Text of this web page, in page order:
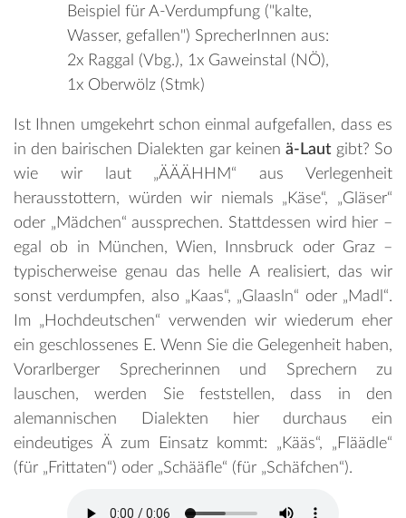
Beispiel für A-Verdumpfung ("kalte,
Wasser, gefallen") SprecherInnen aus:
2x Raggal (Vbg.), 1x Gaweinstal (NÖ),
1x Oberwölz (Stmk)
Ist Ihnen umgekehrt schon einmal aufgefallen, dass es
in den bairischen Dialekten gar keinen ä-Lautgibt? So
wie wir laut „ÄÄÄHHM“ aus Verlegenheit
herausstottern, würden wir niemals „Käse“, „Gläser“
oder „Mädchen“ aussprechen. Stattdessen wird hier –
egal ob in München, Wien, Innsbruck oder Graz –
typischerweise genau das helle A realisiert, das wir
sonst verdumpfen, also „Kaas“, „Glaasln“ oder „Madl“.
Im „Hochdeutschen“ verwenden wir wiederum eher
ein geschlossenes E. Wenn Sie die Gelegenheit haben,
Vorarlberger Sprecherinnen und Sprechern zu
lauschen, werden Sie feststellen, dass in den
alemannischen Dialekten hier durchaus ein
eindeutiges Ä zum Einsatz kommt: „Kääs“, „Fläädle“
(für „Frittaten“) oder „Schääfle“ (für „Schäfchen“).